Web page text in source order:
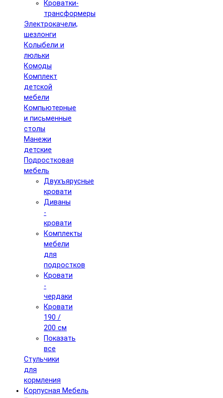
Кроватки-
трансформеры
Электрокачели,
шезлонги
Колыбели и
люльки
Комоды
Комплект
детской
мебели
Компьютерные
и письменные
столы
Манежи
детские
Подростковая
мебель
Двухъярусные
кровати
Диваны
-
кровати
Комплекты
мебели
для
подростков
Кровати
-
чердаки
Кровати
190 /
200 см
Показать
все
Стульчики
для
кормления
Корпусная Мебель